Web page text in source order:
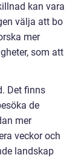
kan vara
välja att bo
mer
som att
Det finns
de
mer
veckor och
landskap